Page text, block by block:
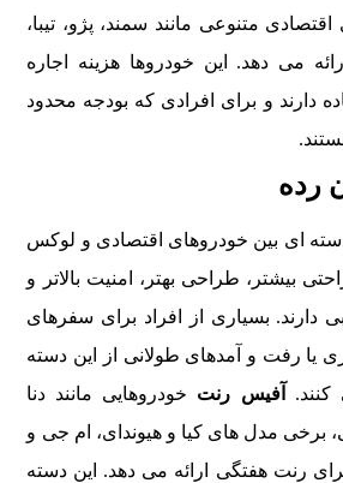
متنوعی مانند سمند، پژو، تیبا،
ارائه می دهد. این خودروها هزینه اجاره
دارند و برای افرادی که بودجه محدود
رده
ای بین خودروهای اقتصادی و لوکس
بیشتر، طراحی بهتر، امنیت بالاتر و
دارند. بسیاری از افراد برای سفرهای
یا رفت و آمدهای طولانی از این دسته
آفیس رنت خودروهایی مانند دنا
برخی مدل های کیا و هیوندای، ام جی و
رنت هفتگی ارائه می دهد. این دسته